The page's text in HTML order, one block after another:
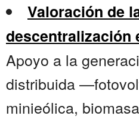
Valoración de
descentralización
Apoyo a la
distribuida
minieólica,